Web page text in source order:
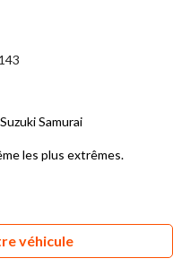
Samurai
les plus extrêmes.
véhicule